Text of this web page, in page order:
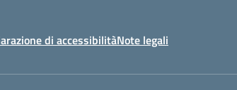
di accessibilitàNote legali